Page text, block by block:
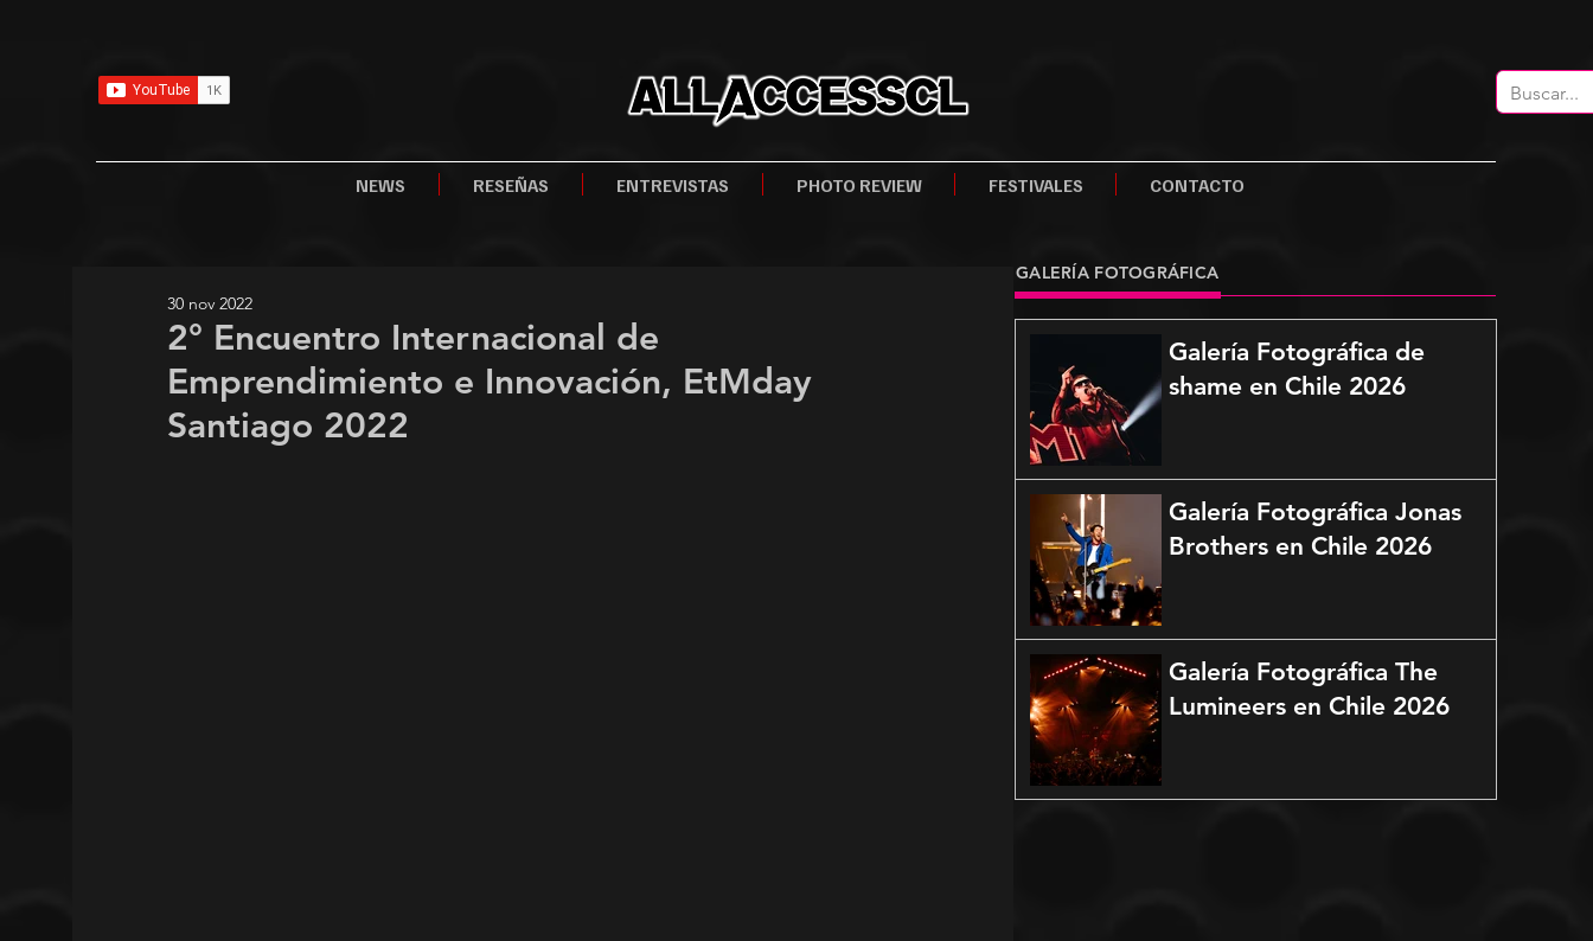
NEWS RESEÑAS ENTREVISTAS PHOTO REVIEW FESTIVALES CONTACTO
2° Encuentro Internacional de
Emprendimiento e Innovación, EtMday
Santiago 2022
30 nov 2022
GALERÍA FOTOGRÁFICA
Galería Fotográfica de
shame en Chile 2026
Galería Fotográfica Jonas
Brothers en Chile 2026
Galería Fotográfica The
Lumineers en Chile 2026